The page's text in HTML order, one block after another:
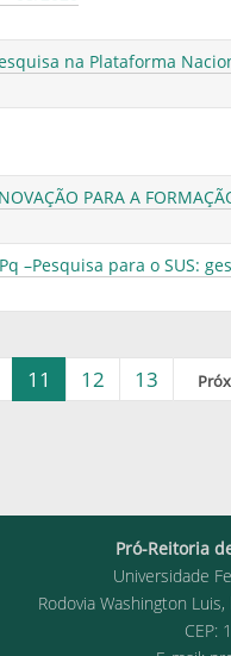
na Plataforma
PARA A
–Pesquisa para o SUS:
11 12 13
Pró-Reitoria
Universidade
Rodovia Washington
CEP: